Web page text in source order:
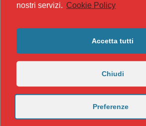
https://nicomaccentelli.substack.com/
nostri servizi. Cookie Policy
Accetta tutti
Chiudi
Preferenze